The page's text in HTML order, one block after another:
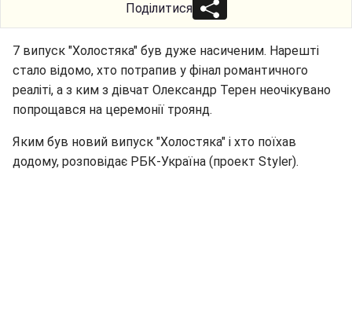
Поділитися
7 випуск "Холостяка" був дуже насиченим. Нарешті
стало відомо, хто потрапив у фінал романтичного
реаліті, а з ким з дівчат Олександр Терен неочікувано
попрощався на церемонії троянд.
Яким був новий випуск "Холостяка" і хто поїхав
додому, розповідає РБК-Україна (проект Styler).